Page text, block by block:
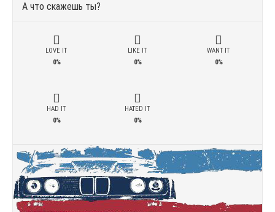
А что скажешь ты?
LOVE IT
0%
LIKE IT
0%
WANT IT
0%
HAD IT
0%
HATED IT
0%